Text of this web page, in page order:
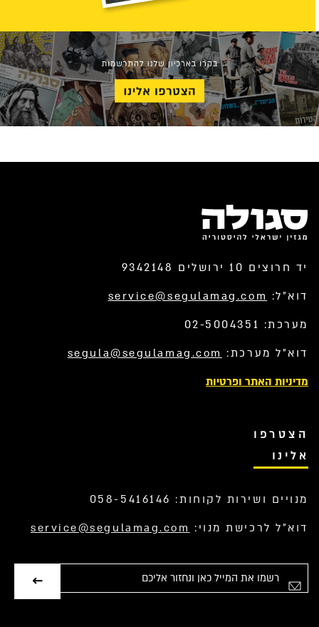
יד חרוצים 10 ירושלים 9342148
דוא”ל: service@segulamag.com
מערכת: 02-5004351
דוא”ל מערכת: segula@segulamag.com
מדיניות האתר ופרטיות
הצטרפו
אלינו
מנויים ושירות לקוחות: 058-5416146
דוא”ל לרכישת מנוי: service@segulamag.com